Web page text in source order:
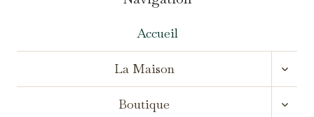
Accueil
La Maison
MENU
Boutique